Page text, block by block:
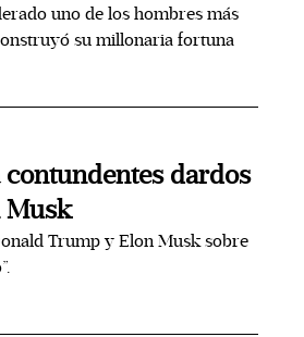
uno de los hombres más
su millonaria fortuna
dardos
Musk
Trump y Elon Musk sobre